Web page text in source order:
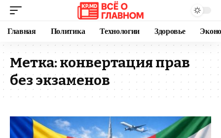
Главная Политика Технологии Здоровье
Метка: конвертация прав
без экзаменов